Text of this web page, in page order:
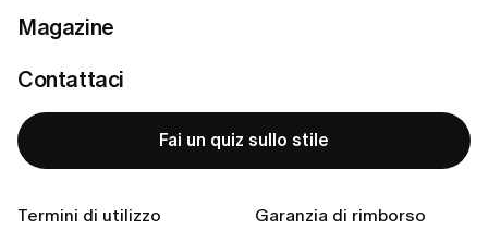
Magazine
Contattaci
Fai un quiz sullo stile
Termini di utilizzo Garanzia di rimborso
Come posso contattare l'assistenza clienti LUMI?
Non hai trovato la tua
risposta?